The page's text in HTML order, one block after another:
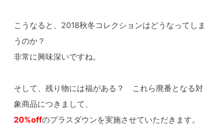
こうなると、2018秋冬コレクションはどうなってしま
うのか？
非常に興味深いですね。
そして、残り物には福がある？ これら廃番となる対
象商品につきまして、
20%offのプラスダウンを実施させていただきます。